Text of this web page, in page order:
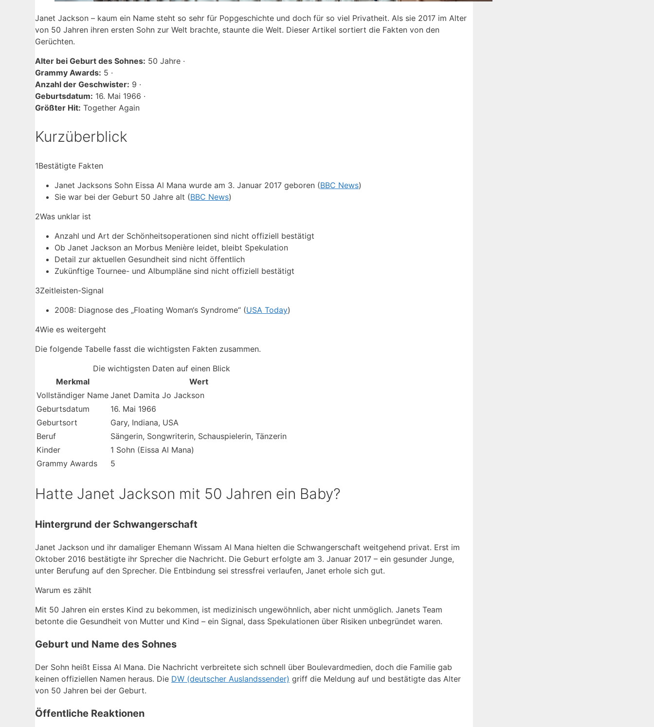
Janet Jackson – kaum ein Name steht so sehr für Popgeschichte und doch für so viel Privatheit. Als sie 2017 im Alter
von 50 Jahren ihren ersten Sohn zur Welt brachte, staunte die Welt. Dieser Artikel sortiert die Fakten von den
Gerüchten.
Alter bei Geburt des Sohnes: 50 Jahre ·
Grammy Awards: 5 ·
Anzahl der Geschwister: 9 ·
Geburtsdatum: 16. Mai 1966 ·
Größter Hit: Together Again
Kurzüberblick
1Bestätigte Fakten
Janet Jacksons Sohn Eissa Al Mana wurde am 3. Januar 2017 geboren (BBC News)
Sie war bei der Geburt 50 Jahre alt (BBC News)
2Was unklar ist
Anzahl und Art der Schönheitsoperationen sind nicht offiziell bestätigt
Ob Janet Jackson an Morbus Menière leidet, bleibt Spekulation
Detail zur aktuellen Gesundheit sind nicht öffentlich
Zukünftige Tournee- und Albumpläne sind nicht offiziell bestätigt
3Zeitleisten-Signal
2008: Diagnose des „Floating Woman‘s Syndrome“ (USA Today)
4Wie es weitergeht
Die folgende Tabelle fasst die wichtigsten Fakten zusammen.
Die wichtigsten Daten auf einen Blick
Merkmal
Wert
Vollständiger Name Janet Damita Jo Jackson
Geburtsdatum
16. Mai 1966
Geburtsort
Gary, Indiana, USA
Beruf
Sängerin, Songwriterin, Schauspielerin, Tänzerin
Kinder
1 Sohn (Eissa Al Mana)
Grammy Awards
5
Hatte Janet Jackson mit 50 Jahren ein Baby?
Hintergrund der Schwangerschaft
Janet Jackson und ihr damaliger Ehemann Wissam Al Mana hielten die Schwangerschaft weitgehend privat. Erst im
Oktober 2016 bestätigte ihr Sprecher die Nachricht. Die Geburt erfolgte am 3. Januar 2017 – ein gesunder Junge,
unter Berufung auf den Sprecher. Die Entbindung sei stressfrei verlaufen, Janet erhole sich gut.
Warum es zählt
Mit 50 Jahren ein erstes Kind zu bekommen, ist medizinisch ungewöhnlich, aber nicht unmöglich. Janets Team
betonte die Gesundheit von Mutter und Kind – ein Signal, dass Spekulationen über Risiken unbegründet waren.
Geburt und Name des Sohnes
Der Sohn heißt Eissa Al Mana. Die Nachricht verbreitete sich schnell über Boulevardmedien, doch die Familie gab
keinen offiziellen Namen heraus. Die DW (deutscher Auslandssender) griff die Meldung auf und bestätigte das Alter
von 50 Jahren bei der Geburt.
Öffentliche Reaktionen